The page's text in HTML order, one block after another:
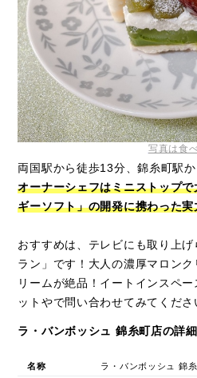
写真は食
両国駅から徒歩13分、錦糸町駅
オーナーシェフはミニストップ
ギーソフト」の開発に携わった実
おすすめは、テレビにも取り上
ラン」です！大人の濃厚マロン
リームが絶品！イートインスペ
ットやで問い合わせてみてくださ
ラ・バンボッシュ 錦糸町店の詳
名称 ラ・バンボッシュ 錦